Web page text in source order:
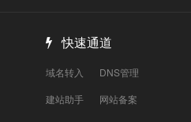
快速通道
域名转入
DNS管理
建站助手
网站备案